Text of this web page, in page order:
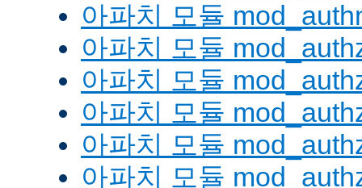
아파치 모듈
아파치 모듈
아파치 모듈
아파치 모듈
아파치 모듈
아파치 모듈